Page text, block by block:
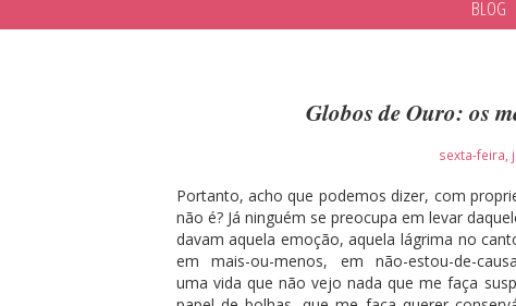
BLOG
Globos de Ouro: os
sexta-feira,
Portanto, acho que podemos dizer, com
não é? Já ninguém se preocupa em levar
davam aquela emoção, aquela lágrima no
em mais-ou-menos, em não-estou-de-
uma vida que não vejo nada que me faça